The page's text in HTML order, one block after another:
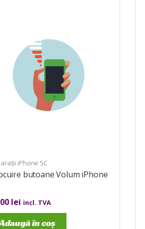
iPhone 5C
butoane Volum iPhone
lei incl. TVA
Adaugă în coș